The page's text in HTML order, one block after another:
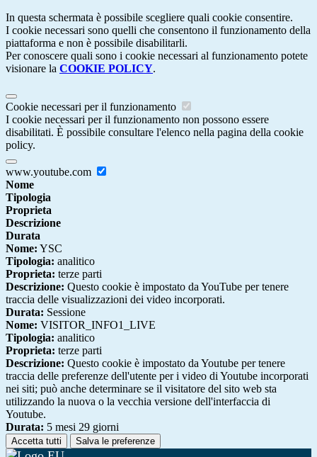
In questa schermata è possibile scegliere quali cookie consentire.
I cookie necessari sono quelli che consentono il funzionamento della
piattaforma e non è possibile disabilitarli.
Per conoscere quali sono i cookie necessari al funzionamento potete
visionare la COOKIE POLICY.
Cookie necessari per il funzionamento
I cookie necessari per il funzionamento non possono essere
disabilitati. È possibile consultare l'elenco nella pagina della cookie
policy.
www.youtube.com
Nome
Tipologia
Proprieta
Descrizione
Durata
Nome: YSC
Tipologia: analitico
Proprieta: terze parti
Descrizione: Questo cookie è impostato da YouTube per tenere
traccia delle visualizzazioni dei video incorporati.
Durata: Sessione
Nome: VISITOR_INFO1_LIVE
Tipologia: analitico
Proprieta: terze parti
Descrizione: Questo cookie è impostato da Youtube per tenere
traccia delle preferenze dell'utente per i video di Youtube incorporati
nei siti; può anche determinare se il visitatore del sito web sta
utilizzando la nuova o la vecchia versione dell'interfaccia di
Youtube.
Durata: 5 mesi 29 giorni
Accetta tutti Salva le preferenze